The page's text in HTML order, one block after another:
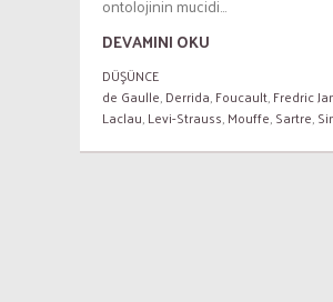
ontolojinin mucidi...
DEVAMINI OKU
DÜŞÜNCE
de Gaulle,Derrida,Foucault,Fredric
Laclau,Levi-Strauss,Mouffe,Sartre,